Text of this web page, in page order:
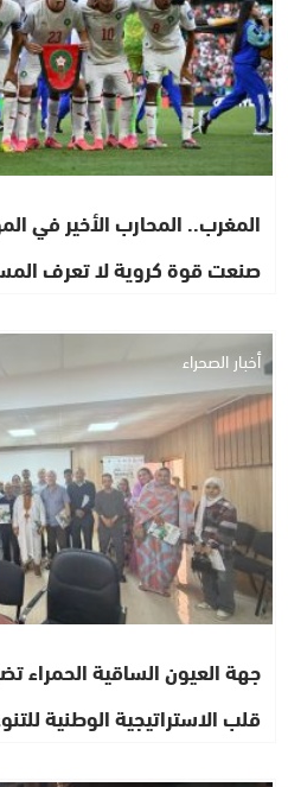
المغرب.. المحارب الأخير في
صنعت قوة كروية لا تعرف
أخبار الصحراء
جهة العيون الساقية الحمراء
قلب الاستراتيجية الوطنية